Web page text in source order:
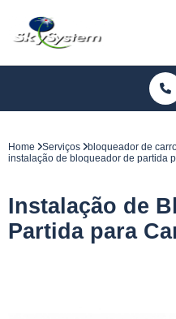
Home Serviços bloqueador de
instalação de bloqueador de partida
Instalação de
Partida para